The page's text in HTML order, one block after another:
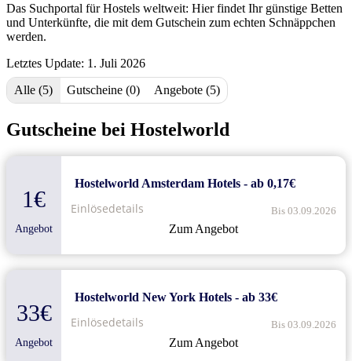
Das Suchportal für Hostels weltweit: Hier findet Ihr günstige Betten
und Unterkünfte, die mit dem Gutschein zum echten Schnäppchen
werden.
Letztes Update: 1. Juli 2026
Alle (5)
Gutscheine (0) Angebote (5)
Gutscheine bei Hostelworld
1€
Angebot
Hostelworld Amsterdam Hotels - ab 0,17€
Zum Angebot
Bis 03.09.2026
Einlösedetails
33€
Angebot
Hostelworld New York Hotels - ab 33€
Zum Angebot
Bis 03.09.2026
Einlösedetails